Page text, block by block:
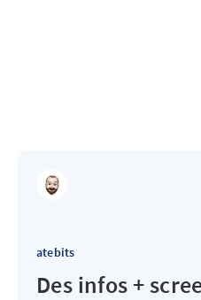
atebits
Des infos +